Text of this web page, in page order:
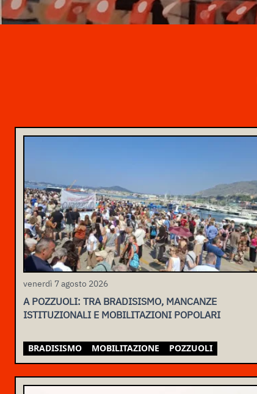
venerdì 7 agosto 2026
A POZZUOLI: TRA BRADISISMO, MANCANZE
ISTITUZIONALI E MOBILITAZIONI POPOLARI
BRADISISMO MOBILITAZIONE POZZUOLI